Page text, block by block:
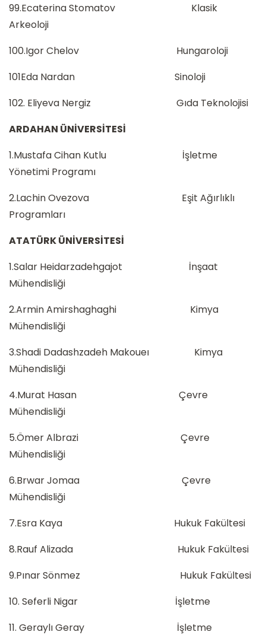
99.Ecaterina Stomatov Klasik
Arkeoloji
100.Igor Chelov Hungaroloji
101Eda Nardan Sinoloji
102. Eliyeva Nergiz Gıda Teknolojisi
ARDAHAN ÜNİVERSİTESİ
1.Mustafa Cihan Kutlu İşletme
Yönetimi Programı
2.Lachin Ovezova Eşit Ağırlıklı
Programları
ATATÜRK ÜNİVERSİTESİ
1.Salar Heidarzadehgajot İnşaat
Mühendisliği
2.Armin Amirshaghaghi Kimya
Mühendisliği
3.Shadi Dadashzadeh Makoueı Kimya
Mühendisliği
4.Murat Hasan Çevre
Mühendisliği
5.Ömer Albrazi Çevre
Mühendisliği
6.Brwar Jomaa Çevre
Mühendisliği
7.Esra Kaya Hukuk Fakültesi
8.Rauf Alizada Hukuk Fakültesi
9.Pınar Sönmez Hukuk Fakültesi
10. Seferli Nigar İşletme
11. Geraylı Geray İşletme